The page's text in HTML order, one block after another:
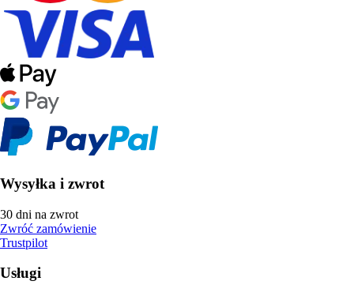
Wysyłka i zwrot
30 dni na zwrot
Zwróć zamówienie
Trustpilot
Usługi